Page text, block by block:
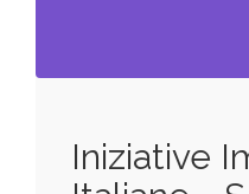
Iniziative